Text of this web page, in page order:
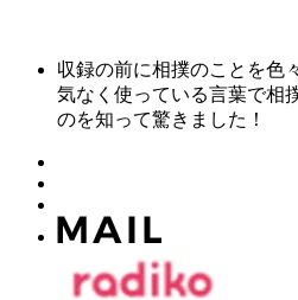
収録の前に相撲のことを色
気なく使っている言葉で相
のを知って驚きました！